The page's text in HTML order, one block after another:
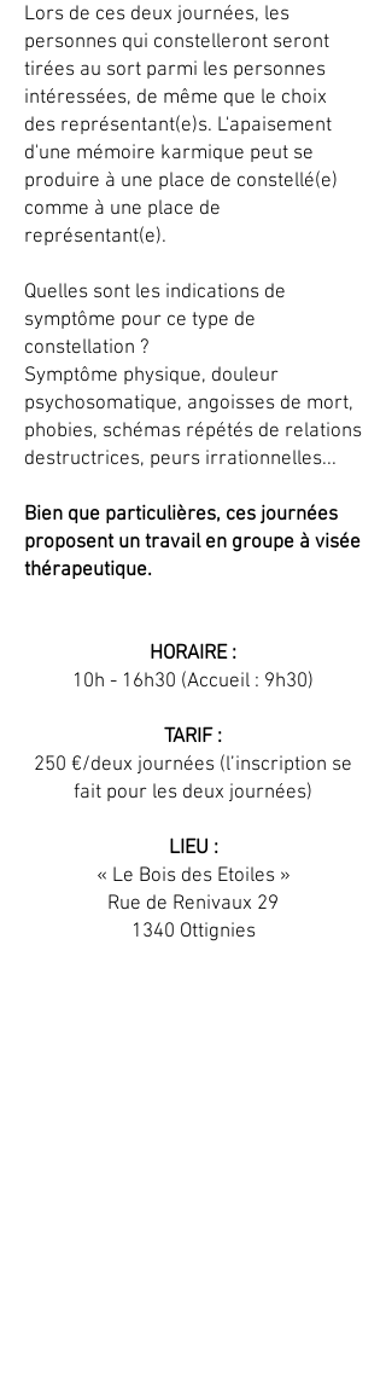
Lors de ces deux journées, les
personnes qui constelleront seront
tirées au sort parmi les personnes
intéressées, de même que le choix
des représentant(e)s. L'apaisement
d'une mémoire karmique peut se
produire à une place de constellé(e)
comme à une place de
représentant(e).
Quelles sont les indications de
symptôme pour ce type de
constellation ?
Symptôme physique, douleur
psychosomatique, angoisses de mort,
phobies, schémas répétés de relations
destructrices, peurs irrationnelles...
Bien que particulières, ces journées
proposent un travail en groupe à visée
thérapeutique.
HORAIRE :
10h - 16h30 (Accueil : 9h30)
TARIF :
250 €/deux journées (l’inscription se
fait pour les deux journées)
LIEU :
« Le Bois des Etoiles »
Rue de Renivaux 29
1340 Ottignies